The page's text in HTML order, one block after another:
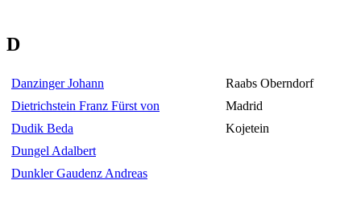
D
Danzinger Johann
Raabs Oberndorf
Dietrichstein Franz Fürst von
Madrid
Dudik Beda
Kojetein
Dungel Adalbert
Dunkler Gaudenz Andreas